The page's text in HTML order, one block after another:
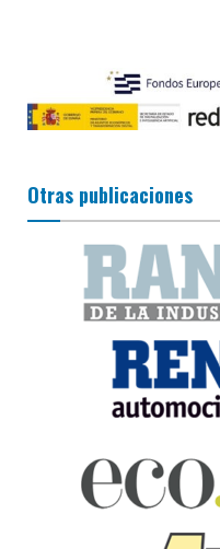
Otras publicaciones